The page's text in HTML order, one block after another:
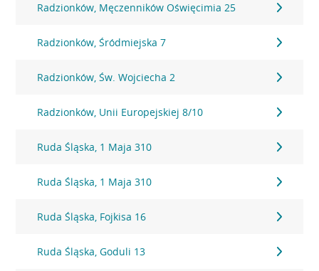
Radzionków, Męczenników Oświęcimia 25
Radzionków, Śródmiejska 7
Radzionków, Św. Wojciecha 2
Radzionków, Unii Europejskiej 8/10
Ruda Śląska, 1 Maja 310
Ruda Śląska, 1 Maja 310
Ruda Śląska, Fojkisa 16
Ruda Śląska, Goduli 13